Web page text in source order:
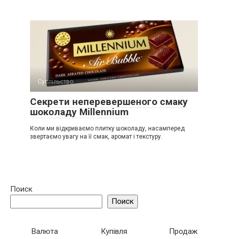
Суспільство
Секрети неперевершеного смаку
шоколаду Millennium
Коли ми відкриваємо плитку шоколаду, насамперед
звертаємо увагу на її смак, аромат і текстуру.
Поиск
Поиск
Валюта Купівля Продаж